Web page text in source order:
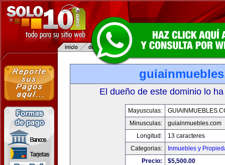
El dueño de este dominio lo
Mayusculas:
Minusculas:
guiainmuebles.com
Longitud:
13 caracteres
Categorias:
Inmuebles y
Precio:
$5,500.00